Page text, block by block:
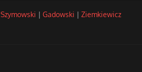
Szymowski | Gadowski | Ziemkiewicz